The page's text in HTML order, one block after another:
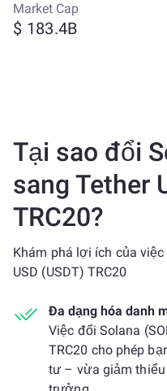
Market Cap
$ 183.4B
Tại sao đổi
sang Tether
TRC20?
Khám phá lợi ích của
USD (USDT) TRC20
Đa dạng hóa danh
Việc đổi Solana
TRC20 cho phép
tư – vừa giảm